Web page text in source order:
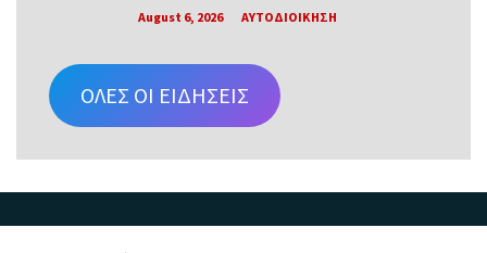
August 6, 2026 ΑΥΤΟΔΙΟΙΚΗΣΗ
ΟΛΕΣ ΟΙ ΕΙΔΗΣΕΙΣ